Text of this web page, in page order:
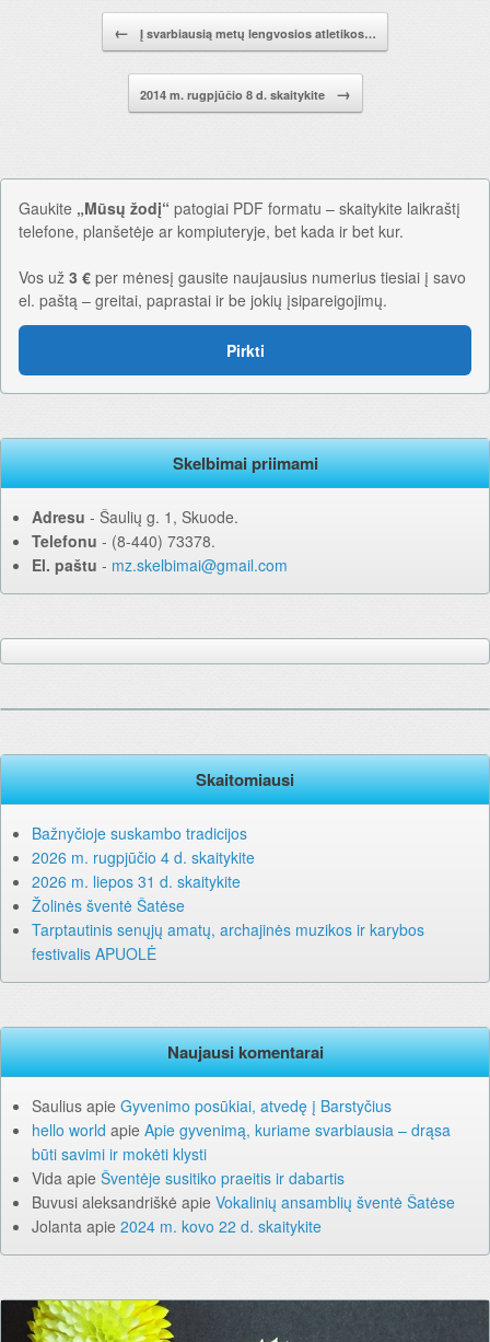
Pranešimo navigacija.
← Į svarbiausią metų lengvosios atletikos…
2014 m. rugpjūčio 8 d. skaitykite →
Gaukite „Mūsų žodį“ patogiai PDF formatu – skaitykite laikraštį
telefone, planšetėje ar kompiuteryje, bet kada ir bet kur.
Vos už 3 € per mėnesį gausite naujausius numerius tiesiai į savo
el. paštą – greitai, paprastai ir be jokių įsipareigojimų.
Pirkti
Skelbimai priimami
Adresu ‐ Šaulių g. 1, Skuode.
Telefonu ‐ (8-440) 73378.
El. paštu ‐ mz.skelbimai@gmail.com
Skaitomiausi
Bažnyčioje suskambo tradicijos
2026 m. rugpjūčio 4 d. skaitykite
2026 m. liepos 31 d. skaitykite
Žolinės šventė Šatėse
Tarptautinis senųjų amatų, archajinės muzikos ir karybos
festivalis APUOLĖ
Naujausi komentarai
Saulius apie Gyvenimo posūkiai, atvedę į Barstyčius
hello world apie Apie gyvenimą, kuriame svarbiausia – drąsa
būti savimi ir mokėti klysti
Vida apie Šventėje susitiko praeitis ir dabartis
Buvusi aleksandriškė apie Vokalinių ansamblių šventė Šatėse
Jolanta apie 2024 m. kovo 22 d. skaitykite